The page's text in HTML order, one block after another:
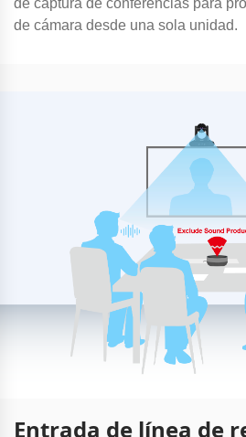
de captura de conferencias para
de cámara desde una sola unidad.
Entrada de línea de